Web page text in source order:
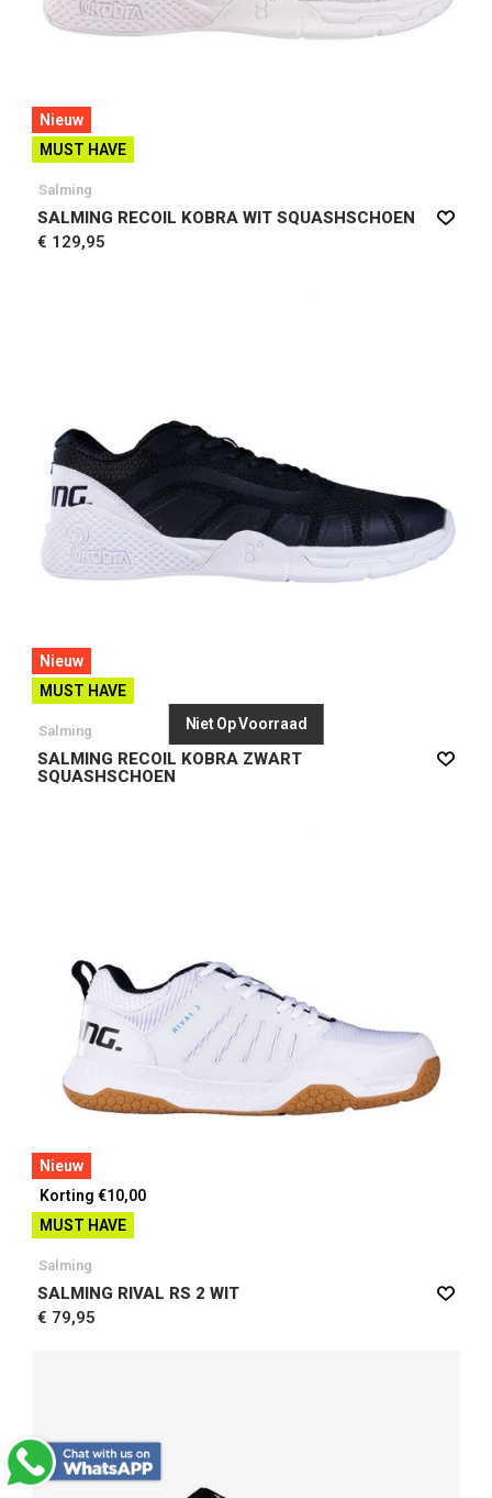
Nieuw
MUST HAVE
Salming
SALMING RECOIL KOBRA WIT SQUASHSCHOEN
€ 129,95
Niet Op Voorraad
Nieuw
MUST HAVE
Salming
SALMING RECOIL KOBRA ZWART
SQUASHSCHOEN
Nieuw
Korting €10,00
MUST HAVE
Salming
SALMING RIVAL RS 2 WIT
€ 79,95